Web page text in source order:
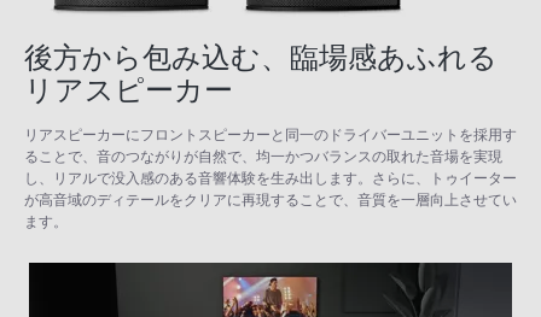
後方から包み込む、臨場感あふれる
リアスピーカー
リアスピーカーにフロントスピーカーと同一のドライバーユニットを採用す
ることで、音のつながりが自然で、均一かつバランスの取れた音場を実現
し、リアルで没入感のある音響体験を生み出します。さらに、トゥイーター
が高音域のディテールをクリアに再現することで、音質を一層向上させてい
ます。